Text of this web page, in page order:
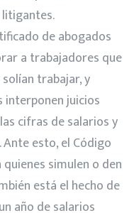
de abogados
a trabajadores que
trabajar, y
interponen juicios
cifras de salarios y
esto, el Código
simulen o den
está el hecho de
año de salarios